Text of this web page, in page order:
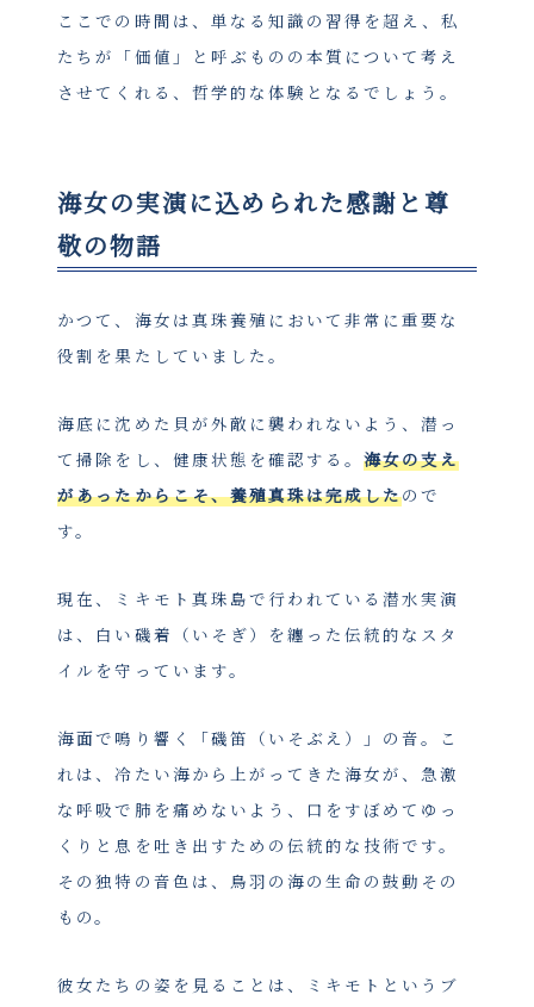
ここでの時間は、単なる知識の習得を超え、私
たちが「価値」と呼ぶものの本質について考え
させてくれる、哲学的な体験となるでしょう。
海女の実演に込められた感謝と尊
敬の物語
かつて、海女は真珠養殖において非常に重要な
役割を果たしていました。
海底に沈めた貝が外敵に襲われないよう、潜っ
て掃除をし、健康状態を確認する。 海女の支え
があったからこそ、養殖真珠は完成したので
す。
現在、ミキモト真珠島で行われている潜水実演
は、白い磯着（いそぎ）を纏った伝統的なスタ
イルを守っています。
海面で鳴り響く「磯笛（いそぶえ）」の音。こ
れは、冷たい海から上がってきた海女が、急激
な呼吸で肺を痛めないよう、口をすぼめてゆっ
くりと息を吐き出すための伝統的な技術です。
その独特の音色は、鳥羽の海の生命の鼓動その
もの。
彼女たちの姿を見ることは、ミキモトというブ